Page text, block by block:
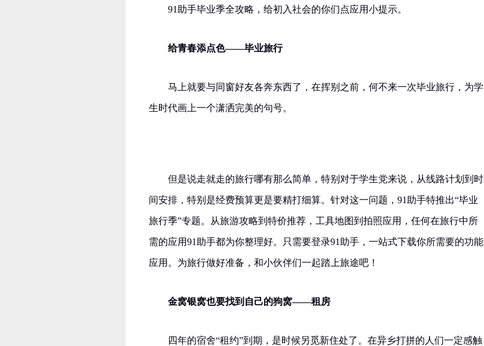
91助手毕业季全攻略，给初入社会的你们点应用小提示。
给青春添点色——毕业旅行
马上就要与同窗好友各奔东西了，在挥别之前，何不来一次毕业旅行，为学
生时代画上一个潇洒完美的句号。
但是说走就走的旅行哪有那么简单，特别对于学生党来说，从线路计划到时
间安排，特别是经费预算更是要精打细算。针对这一问题，91助手特推出“毕业
旅行季”专题。从旅游攻略到特价推荐，工具地图到拍照应用，任何在旅行中所
需的应用91助手都为你整理好。只需要登录91助手，一站式下载你所需要的功能
应用。为旅行做好准备，和小伙伴们一起踏上旅途吧！
金窝银窝也要找到自己的狗窝——租房
四年的宿舍“租约”到期，是时候另觅新住处了。在异乡打拼的人们一定感触